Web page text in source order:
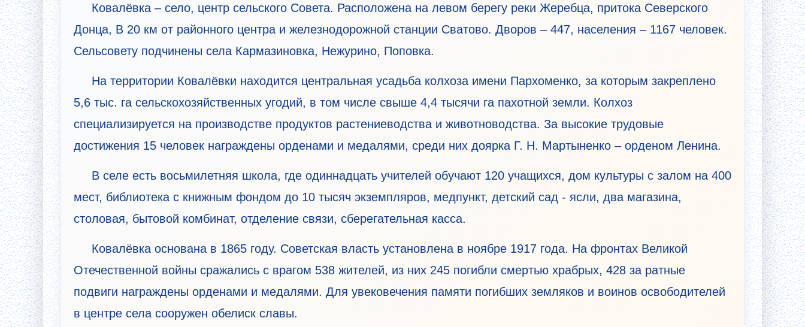
Ковалёвка – село, центр сельского Совета. Расположена на левом берегу реки Жеребца, притока Северского
Донца, В 20 км от районного центра и железнодорожной станции Сватово. Дворов – 447, населения – 1167 человек.
Сельсовету подчинены села Кармазиновка, Нежурино, Поповка.
На территории Ковалёвки находится центральная усадьба колхоза имени Пархоменко, за которым закреплено
5,6 тыс. га сельскохозяйственных угодий, в том числе свыше 4,4 тысячи га пахотной земли. Колхоз
специализируется на производстве продуктов растениеводства и животноводства. За высокие трудовые
достижения 15 человек награждены орденами и медалями, среди них доярка Г. Н. Мартыненко – орденом Ленина.
В селе есть восьмилетняя школа, где одиннадцать учителей обучают 120 учащихся, дом культуры с залом на 400
мест, библиотека с книжным фондом до 10 тысяч экземпляров, медпункт, детский сад - ясли, два магазина,
столовая, бытовой комбинат, отделение связи, сберегательная касса.
Ковалёвка основана в 1865 году. Советская власть установлена в ноябре 1917 года. На фронтах Великой
Отечественной войны сражались с врагом 538 жителей, из них 245 погибли смертью храбрых, 428 за ратные
подвиги награждены орденами и медалями. Для увековечения памяти погибших земляков и воинов освободителей
в центре села сооружен обелиск славы.